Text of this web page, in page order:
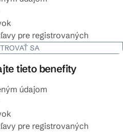
pre registrovaných
SA
tieto benefity
údajom
pre registrovaných